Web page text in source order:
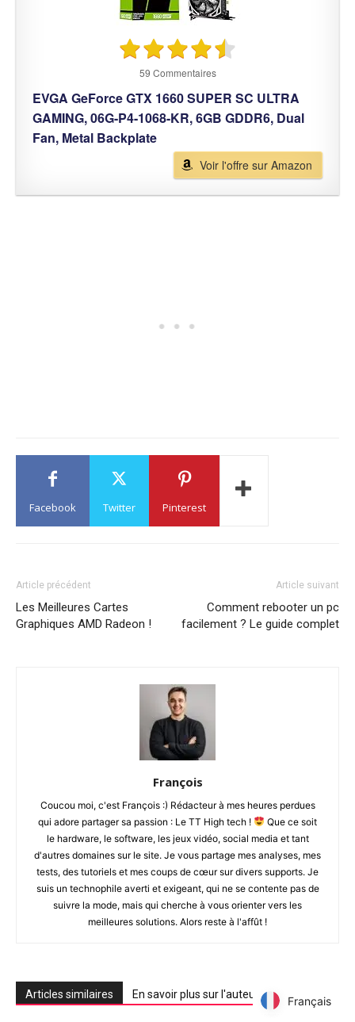
59 Commentaires
EVGA GeForce GTX 1660 SUPER SC ULTRA
GAMING, 06G-P4-1068-KR, 6GB GDDR6, Dual
Fan, Metal Backplate
Voir l'offre sur Amazon
Facebook Twitter Pinterest
Article précédent
Les Meilleures Cartes
Graphiques AMD Radeon !
Article suivant
Comment rebooter un pc
facilement ? Le guide complet
François
Coucou moi, c'est François :) Rédacteur à mes heures perdues
qui adore partager sa passion : Le TT High tech !
Que ce soit
le hardware, le software, les jeux vidéo, social media et tant
d'autres domaines sur le site. Je vous partage mes analyses, mes
tests, des tutoriels et mes coups de cœur sur divers supports. Je
suis un technophile averti et exigeant, qui ne se contente pas de
suivre la mode, mais qui cherche à vous orienter vers les
meilleures solutions. Alors reste à l'affût !
Articles similaires En savoir plus sur l'auteur Français
Français